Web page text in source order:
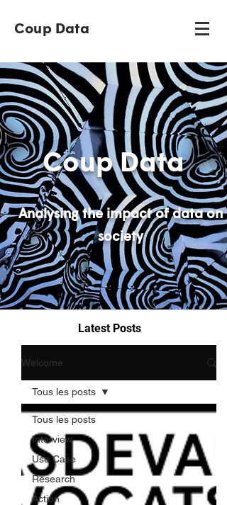
Coup Data
Latest Posts
Welcome
Tous les posts
Interview
Use Case
Research
Action
Tous les posts
Coup Data
Analysing the impact of data on
society